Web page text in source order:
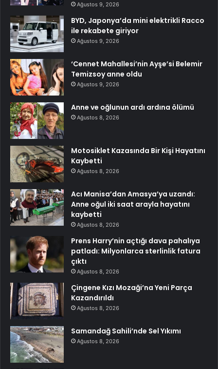
Ağustos 9, 2026
BYD, Japonya’da mini elektrikli Racco
ile rekabete giriyor
Ağustos 9, 2026
‘Cennet Mahallesi’nin Ayşe’si Belemir
Temizsoy anne oldu
Ağustos 9, 2026
Anne ve oğlunun ardı ardına ölümü
Ağustos 8, 2026
Motosiklet Kazasında Bir Kişi Hayatını
Kaybetti
Ağustos 8, 2026
Acı Manisa’dan Amasya’ya uzandı:
Anne oğul iki saat arayla hayatını
kaybetti
Ağustos 8, 2026
Prens Harry’nin açtığı dava pahalıya
patladı: Milyonlarca sterlinlik fatura
çıktı
Ağustos 8, 2026
Çingene Kızı Mozaği’na Yeni Parça
Kazandırıldı
Ağustos 8, 2026
Samandağ Sahili’nde Sel Yıkımı
Ağustos 8, 2026